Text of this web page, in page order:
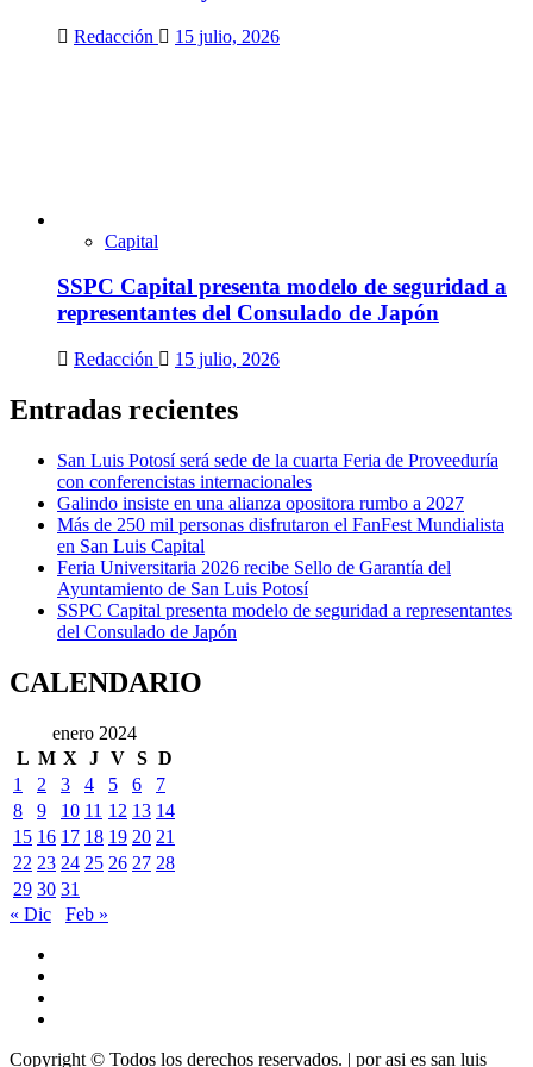
Redacción 15 julio, 2026
Capital
SSPC Capital presenta modelo de seguridad a
representantes del Consulado de Japón
Redacción 15 julio, 2026
Entradas recientes
San Luis Potosí será sede de la cuarta Feria de Proveeduría
con conferencistas internacionales
Galindo insiste en una alianza opositora rumbo a 2027
Más de 250 mil personas disfrutaron el FanFest Mundialista
en San Luis Capital
Feria Universitaria 2026 recibe Sello de Garantía del
Ayuntamiento de San Luis Potosí
SSPC Capital presenta modelo de seguridad a representantes
del Consulado de Japón
CALENDARIO
enero 2024
L M X J V S D
1
2 3 4 5 6
7
8
9 10 11 12 13 14
15 16 17 18 19 20 21
22 23 24 25 26 27 28
29 30 31
« Dic
Feb »
Copyright © Todos los derechos reservados. | por asi es san luis